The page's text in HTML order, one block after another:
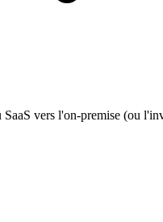
vers l'on-premise (ou